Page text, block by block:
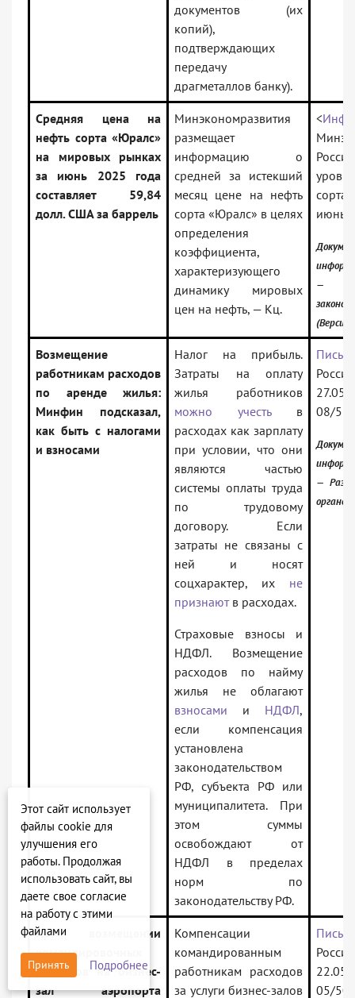
документов (их
копий),
подтверждающих
передачу
драгметаллов банку).
Средняя цена на
нефть сорта «Юралс»
на мировых рынках
за июнь 2025 года
составляет 59,84
долл. США за баррель
Минэкономразвития
размещает
информацию о
средней за истекший
месяц цене на нефть
сорта «Юралс» в целях
определения
коэффициента,
характеризующего
динамику мировых
цен на нефть, — Кц.
<
июнь
—
(Версия
Возмещение
работникам расходов
по аренде жилья:
Минфин подсказал,
как быть с налогами
и взносами
Налог на прибыль.
Затраты на оплату
жилья работников
можно учестьв
расходах как зарплату
при условии, что они
являются частью
системы оплаты труда
по трудовому
договору. Если
затраты не связаны с
ней и носят
соцхарактер, их не
признаютв расходах.
Страховые взносы и
НДФЛ. Возмещение
расходов по найму
жилья не облагают
взносами и НДФЛ,
если компенсация
установлена
законодательством
РФ, субъекта РФ или
муниципалитета. При
этом суммы
освобождают от
НДФЛ в пределах
норм по
законодательству РФ.
08/
—
При возмещении
командировочных
расходов на бизнес-
зал аэропорта
Компенсации
командированным
работникам расходов
за услуги бизнес-залов
05/
Этот сайт использует
файлы cookie для
улучшения его
работы. Продолжая
использовать сайт, вы
даете свое согласие
на работу с этими
файлами
Принять Подробнее